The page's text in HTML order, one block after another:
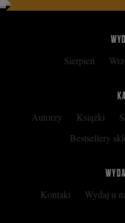
Sierpień
Autorzy Książki
Bestsellery
Kontakt Wydaj u